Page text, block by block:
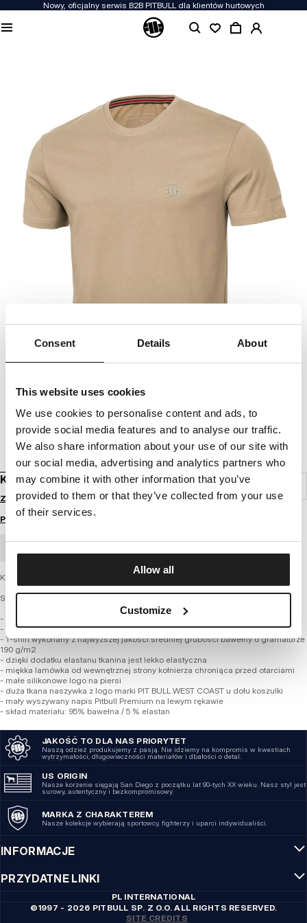
Consent Details About
This website uses cookies
We use cookies to personalise content and ads, to
provide social media features and to analyse our traffic.
We also share information about your use of our site with
our social media, advertising and analytics partners who
may combine it with other information that you’ve
provided to them or that they’ve collected from your use
of their services.
Allow all
Customize
Nowy, oficjalny serwis B2B PITBULL dla klientów hurtowych
KOSZULKA SLIM FIT SMALL LOGO
Zaloguj się by zobaczyć ceny
Przewodnik po rozmiarach
Koszulka męska firmy PIT BULL WEST COAST – Small Logo
SERIA MIDDLE WEIGHT 190 SPANDEX
- dopasowany fason typu slim fit podkreślający sylwetkę
- klasyczny okrągły dekolt
- T-shirt wykonany z najwyższej jakości średniej grubości bawełny o gramaturze
190 g/m2
- dzięki dodatku elastanu tkanina jest lekko elastyczna
- miękka lamówka od wewnętrznej strony kołnierza chroniąca przed otarciami
- małe silikonowe logo na piersi
- duża tkana naszywka z logo marki PIT BULL WEST COAST u dołu koszulki
- mały wyszywany napis Pitbull Premium na lewym rękawie
- skład materiału: 95% bawełna / 5 % elastan
JAKOŚĆ TO DLA NAS PRIORYTET
Naszą odzież produkujemy z pasją. Nie idziemy na kompromis w kwestiach
wytrzymałości, długowieczności materiałów i dbałości o detal.
US ORIGIN
Nasze korzenie sięgają San Diego z początku lat 90-tych XX wieku. Nasz styl jest
surowy, autentyczny i bezkompromisowy.
MARKA Z CHARAKTEREM
Nasze kolekcje wybierają sportowcy, fighterzy i uparci indywidualiści.
INFORMACJE
PRZYDATNE LINKI
PL INTERNATIONAL
©1997 - 2026 PITBULL SP. Z O.O. ALL RIGHTS RESERVED.
SITE CREDITS